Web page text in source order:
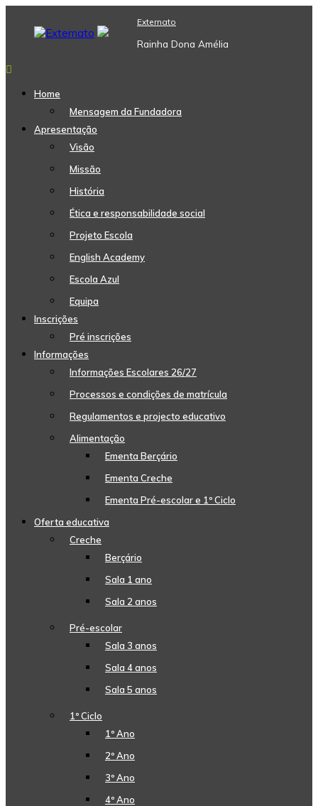
content
Externato
Rainha Dona Amélia
Home
Mensagem da Fundadora
Apresentação
Visão
Missão
História
Ética e responsabilidade social
Projeto Escola
English Academy
Escola Azul
Equipa
Inscrições
Pré inscrições
Informações
Informações Escolares 26/27
Processos e condições de matrícula
Regulamentos e projecto educativo
Alimentação
Ementa Berçário
Ementa Creche
Ementa Pré-escolar e 1º Ciclo
Oferta educativa
Creche
Berçário
Sala 1 ano
Sala 2 anos
Pré-escolar
Sala 3 anos
Sala 4 anos
Sala 5 anos
1º Ciclo
1º Ano
2º Ano
3º Ano
4º Ano